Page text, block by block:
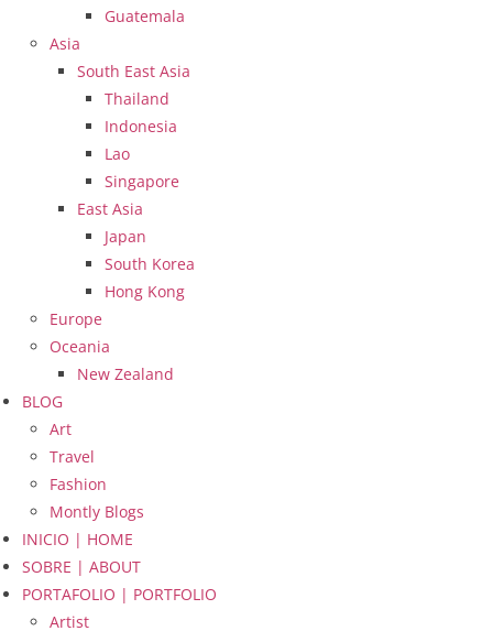
Guatemala
Asia
South East Asia
Thailand
Indonesia
Lao
Singapore
East Asia
Japan
South Korea
Hong Kong
Europe
Oceania
New Zealand
BLOG
Art
Travel
Fashion
Montly Blogs
INICIO | HOME
SOBRE | ABOUT
PORTAFOLIO | PORTFOLIO
Artist